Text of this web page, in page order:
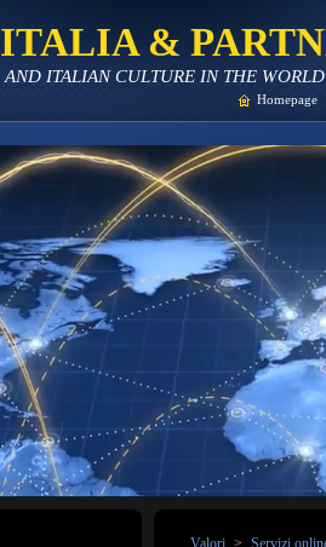
&
AND ITALIAN CULTURE IN THE
Valori > Servizi
Homepage